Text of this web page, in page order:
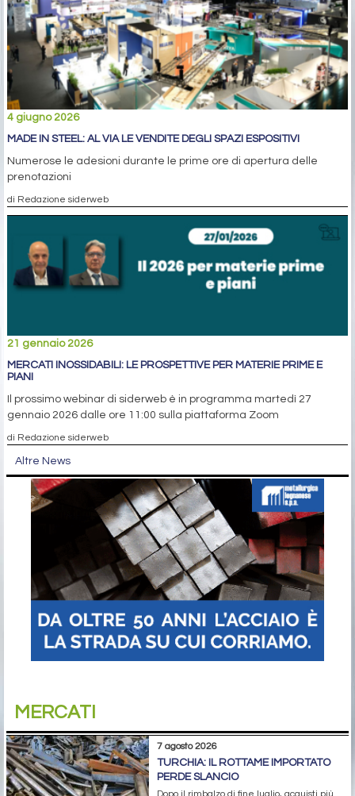
4 giugno 2026
MADE IN STEEL: AL VIA LE VENDITE DEGLI SPAZI ESPOSITIVI
Numerose le adesioni durante le prime ore di apertura delle
prenotazioni
di Redazione siderweb
21 gennaio 2026
MERCATI INOSSIDABILI: LE PROSPETTIVE PER MATERIE PRIME E
PIANI
Il prossimo webinar di siderweb è in programma martedì 27
gennaio 2026 dalle ore 11:00 sulla piattaforma Zoom
di Redazione siderweb
Altre News
MERCATI
7 agosto 2026
TURCHIA: IL ROTTAME IMPORTATO
PERDE SLANCIO
Dopo il rimbalzo di fine luglio, acquisti più